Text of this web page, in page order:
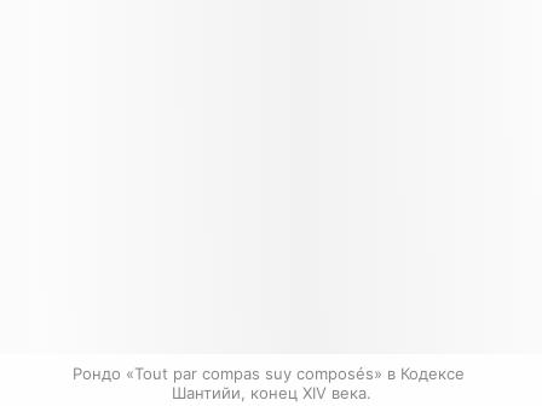
Рондо «Tout par compas suy composés» в Кодексе
Шантийи, конец XIV века.